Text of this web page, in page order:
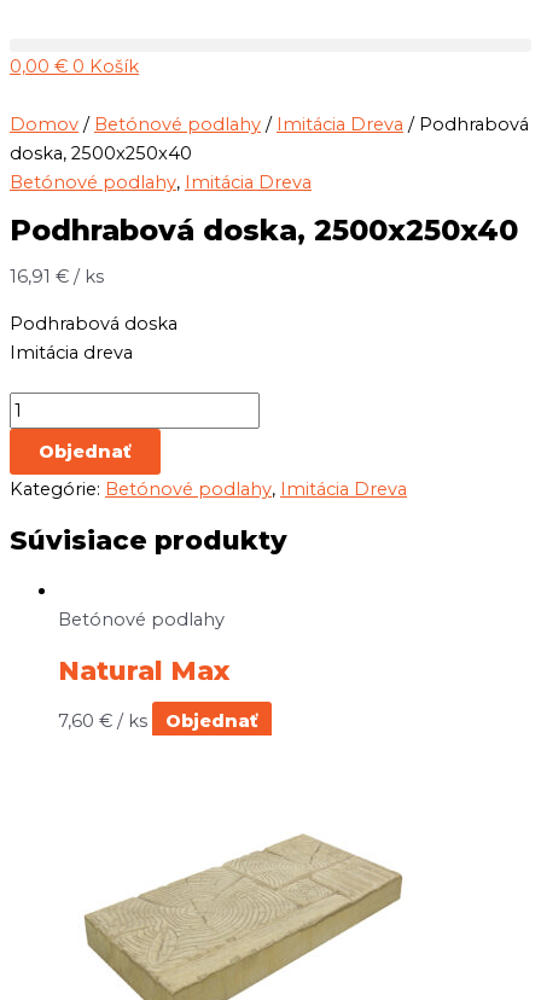
obsah
0,00 € 0 Košík
Domov / Betónové podlahy / Imitácia Dreva / Podhrabová
doska, 2500x250x40
Betónové podlahy, Imitácia Dreva
Podhrabová doska, 2500x250x40
16,91 € / ks
Podhrabová doska
Imitácia dreva
doska,
Objednať
Kategórie: Betónové podlahy, Imitácia Dreva
Súvisiace produkty
Betónové podlahy
Natural Max
7,60 € / ks Objednať